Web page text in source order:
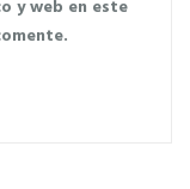
y web en este